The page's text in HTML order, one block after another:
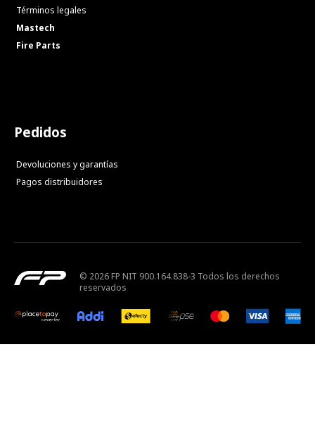
Términos legales
Mastech
Fire Parts
Pedidos
Devoluciones y garantías
Pagos distribuidores
© 2026 FP NIT 900.164.838-3 Todos los derechos
reservados